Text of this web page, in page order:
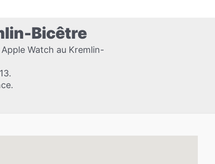
Bicêtre
Watch au Kremlin-